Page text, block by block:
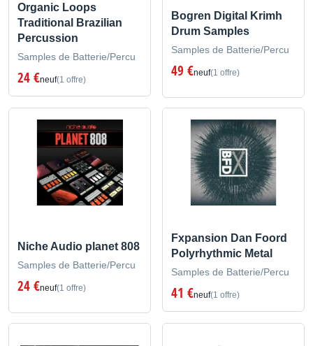
Organic Loops
Traditional Brazilian
Percussion
Samples de Batterie/Percu
24 €neuf(1 offre)
Bogren Digital Krimh
Drum Samples
Samples de Batterie/Percu
49 €neuf(1 offre)
Niche Audio planet 808
Samples de Batterie/Percu
24 €neuf(1 offre)
Fxpansion Dan Foord
Polyrhythmic Metal
Samples de Batterie/Percu
41 €neuf(1 offre)